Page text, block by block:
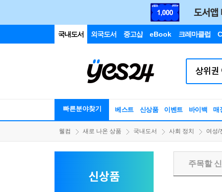
국내도서 외국도서 중고샵 eBook 크레마클럽
빠른분야찾기 베스트 신상품 이벤트 바이백 매
웰컴 새로 나온 상품 국내도서 사회 정치 여성/
신상품
주목할